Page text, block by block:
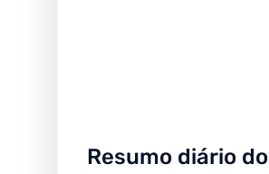
Resumo diário do